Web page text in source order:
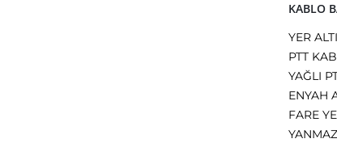
KABLO
YER
PTT
YAĞLI
ENYAH
FARE